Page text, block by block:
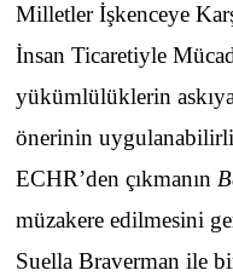
Milletler İşkenceye
İnsan Ticaretiyle
yükümlülüklerin
önerinin
ECHR’den çıkmanın
müzakere edilmesini
Suella Braverman ile